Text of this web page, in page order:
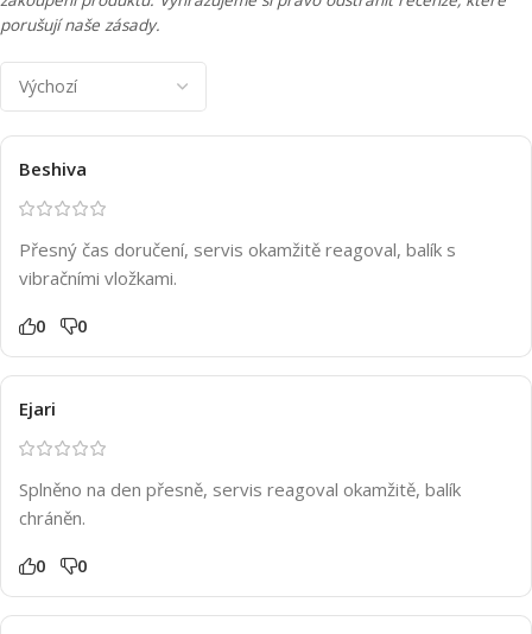
porušují naše zásady.
Beshiva
Přesný čas doručení, servis okamžitě reagoval, balík s
vibračními vložkami.
0 0
Ejari
Splněno na den přesně, servis reagoval okamžitě, balík
chráněn.
0 0